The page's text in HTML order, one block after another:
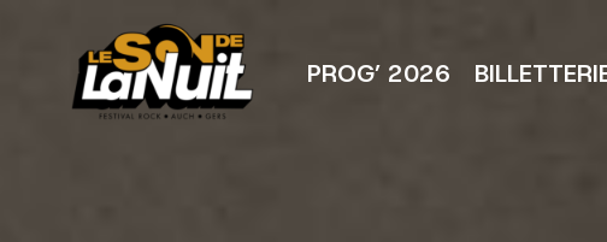
PROG’ 2026